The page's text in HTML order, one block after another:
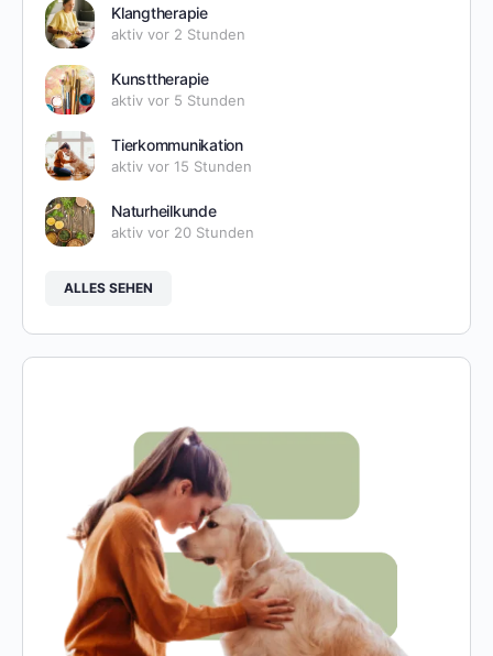
Klangtherapie
aktiv vor 2 Stunden
Kunsttherapie
aktiv vor 5 Stunden
Tierkommunikation
aktiv vor 15 Stunden
Naturheilkunde
aktiv vor 20 Stunden
ALLES SEHEN